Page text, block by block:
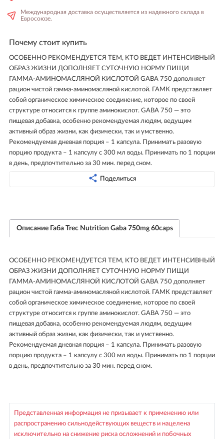
Международная доставка осуществляется из надежного склада в
Евросоюзе.
Почему стоит купить
ОСОБЕННО РЕКОМЕНДУЕТСЯ ТЕМ, КТО ВЕДЕТ ИНТЕНСИВНЫЙ
ОБРАЗ ЖИЗНИ ДОПОЛНЯЕТ СУТОЧНУЮ НОРМУ ПИЩИ
ГАММА-АМИНОМАСЛЯНОЙ КИСЛОТОЙ GABA 750 дополняет
рацион чистой гамма-аминомасляной кислотой. ГАМК представляет
собой органическое химическое соединение, которое по своей
структуре относится к группе аминокислот. GABA 750 — это
пищевая добавка, особенно рекомендуемая людям, ведущим
активный образ жизни, как физически, так и умственно.
Рекомендуемая дневная порция – 1 капсула. Принимать разовую
порцию продукта – 1 капсулу с 300 мл воды. Принимать по 1 порции
в день, предпочтительно за 30 мин. перед сном.
Поделиться
Описание Габа Trec Nutrition Gaba 750mg 60caps
ОСОБЕННО РЕКОМЕНДУЕТСЯ ТЕМ, КТО ВЕДЕТ ИНТЕНСИВНЫЙ
ОБРАЗ ЖИЗНИ ДОПОЛНЯЕТ СУТОЧНУЮ НОРМУ ПИЩИ
ГАММА-АМИНОМАСЛЯНОЙ КИСЛОТОЙ GABA 750 дополняет
рацион чистой гамма-аминомасляной кислотой. ГАМК представляет
собой органическое химическое соединение, которое по своей
структуре относится к группе аминокислот. GABA 750 — это
пищевая добавка, особенно рекомендуемая людям, ведущим
активный образ жизни, как физически, так и умственно.
Рекомендуемая дневная порция – 1 капсула. Принимать разовую
порцию продукта – 1 капсулу с 300 мл воды. Принимать по 1 порции
в день, предпочтительно за 30 мин. перед сном.
Представленная информация не призывает к применению или
распространению сильнодействующих веществ и нацелена
исключительно на снижение риска осложнений и побочных